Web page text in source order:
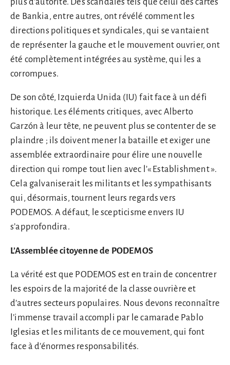
de Bankia, entre autres, ont révélé comment les
directions politiques et syndicales, qui se vantaient
de représenter la gauche et le mouvement ouvrier, ont
été complètement intégrées au système, qui les a
corrompues.
De son côté, Izquierda Unida (IU) fait face à un défi
historique. Les éléments critiques, avec Alberto
Garzón à leur tête, ne peuvent plus se contenter de se
plaindre ; ils doivent mener la bataille et exiger une
assemblée extraordinaire pour élire une nouvelle
direction qui rompe tout lien avec l’« Establishment ».
Cela galvaniserait les militants et les sympathisants
qui, désormais, tournent leurs regards vers
PODEMOS. A défaut, le scepticisme envers IU
s’approfondira.
L’Assemblée citoyenne de PODEMOS
La vérité est que PODEMOS est en train de concentrer
les espoirs de la majorité de la classe ouvrière et
d’autres secteurs populaires. Nous devons reconnaître
l’immense travail accompli par le camarade Pablo
Iglesias et les militants de ce mouvement, qui font
face à d’énormes responsabilités.